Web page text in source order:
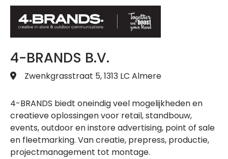
4-BRANDS B.V.
Zwenkgrasstraat 5, 1313 LC Almere
4-BRANDS biedt oneindig veel mogelijkheden en
creatieve oplossingen voor retail, standbouw,
events, outdoor en instore advertising, point of sale
en fleetmarking. Van creatie, prepress, productie,
projectmanagement tot montage.